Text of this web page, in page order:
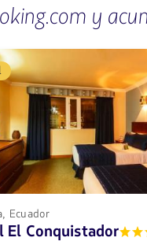
y
Ecuador
El Conquistador